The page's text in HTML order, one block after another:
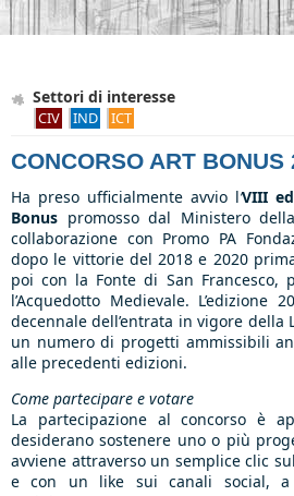
Settori di interesse
CIV IND ICT
CONCORSO ART BONUS
Ha preso ufficialmente avvio l’VIII
Bonus promosso dal Ministero
collaborazione con Promo PA
dopo le vittorie del 2018 e 2020
poi con la Fonte di San Francesco,
l’Acquedotto Medievale. L’edizione
decennale dell’entrata in vigore della
un numero di progetti ammissibili
alle precedenti edizioni.
Come partecipare e votare
La partecipazione al concorso è
desiderano sostenere uno o più
avviene attraverso un semplice clic
e con un like sui canali social, a